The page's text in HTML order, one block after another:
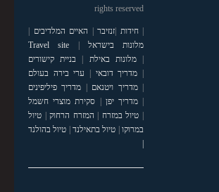
rights reserved
|חידות |זנזיבר | האיים המלדיבים |
מלונות בישראל |
Travel site
|מלונות באילת | בניית קישורים
| מדריך דובאי | ערי בירה בעולם
|מדריך ויטנאם | מדריך פיליפינים
|מדריך יפן | סקירת מוצרי חשמל
| טיול במזרח | המזרח הרחוק| טיול
במרוקו| טיול בתאילנד| טיול בהולנד
|